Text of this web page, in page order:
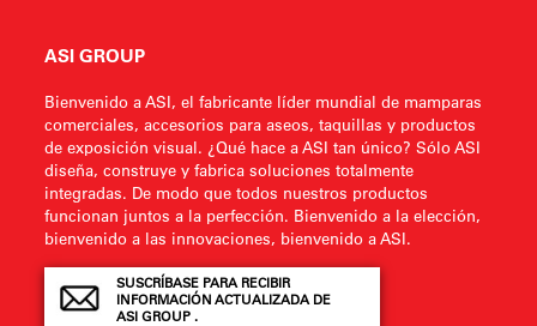
ASI GROUP
Bienvenido a ASI, el fabricante líder mundial de mamparas
comerciales, accesorios para aseos, taquillas y productos
de exposición visual. ¿Qué hace a ASI tan único? Sólo ASI
diseña, construye y fabrica soluciones totalmente
integradas. De modo que todos nuestros productos
funcionan juntos a la perfección. Bienvenido a la elección,
bienvenido a las innovaciones, bienvenido a ASI.
SUSCRÍBASE PARA RECIBIR
INFORMACIÓN ACTUALIZADA DE
ASI GROUP .